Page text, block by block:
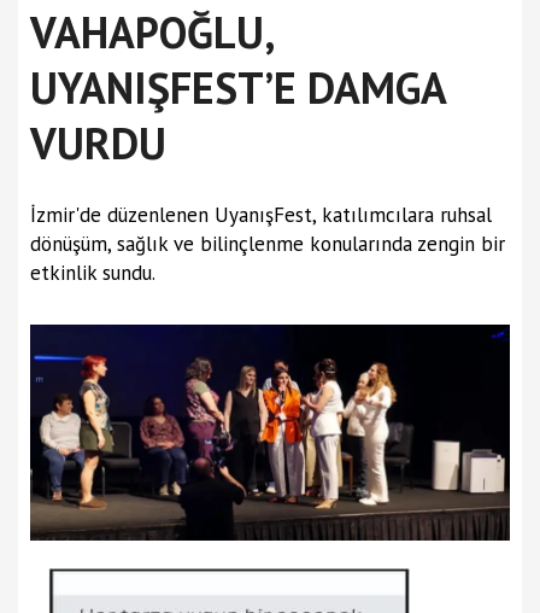
VAHAPOĞLU,
UYANIŞFEST’E DAMGA
VURDU
İzmir'de düzenlenen UyanışFest, katılımcılara ruhsal
dönüşüm, sağlık ve bilinçlenme konularında zengin bir
etkinlik sundu.